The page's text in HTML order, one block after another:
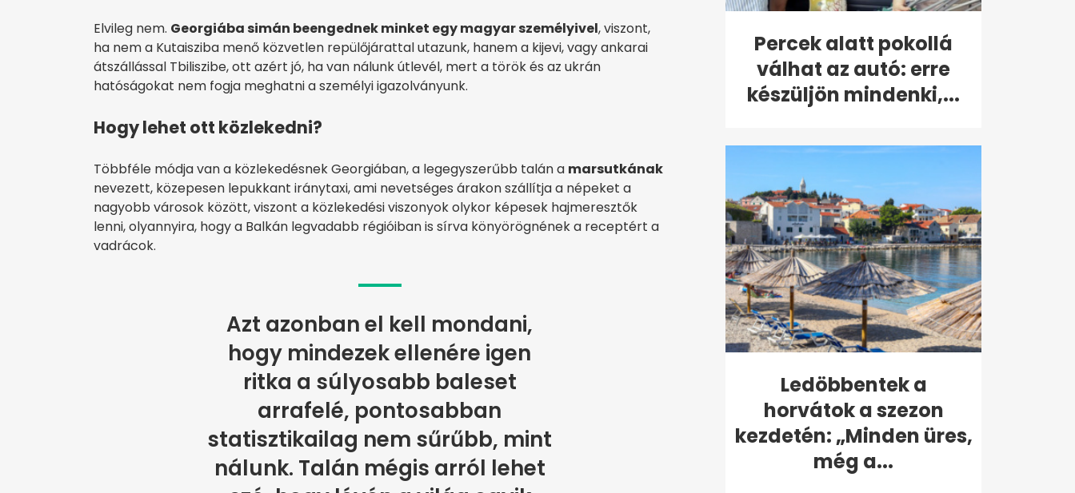
Elvileg nem. Georgiába simán beengednek minket egy magyar személyivel, viszont,
ha nem a Kutaisziba menő közvetlen repülőjárattal utazunk, hanem a kijevi, vagy ankarai
átszállással Tbiliszibe, ott azért jó, ha van nálunk útlevél, mert a török és az ukrán
hatóságokat nem fogja meghatni a személyi igazolványunk.
Hogy lehet ott közlekedni?
Többféle módja van a közlekedésnek Georgiában, a legegyszerűbb talán a marsutkának
nevezett, közepesen lepukkant iránytaxi, ami nevetséges árakon szállítja a népeket a
nagyobb városok között, viszont a közlekedési viszonyok olykor képesek hajmeresztők
lenni, olyannyira, hogy a Balkán legvadabb régióiban is sírva könyörögnének a receptért a
vadrácok.
Azt azonban el kell mondani,
hogy mindezek ellenére igen
ritka a súlyosabb baleset
arrafelé, pontosabban
statisztikailag nem sűrűbb, mint
nálunk. Talán mégis arról lehet
Percek alatt pokollá
válhat az autó: erre
készüljön mindenki,...
Ledöbbentek a
horvátok a szezon
kezdetén: „Minden üres,
még a...